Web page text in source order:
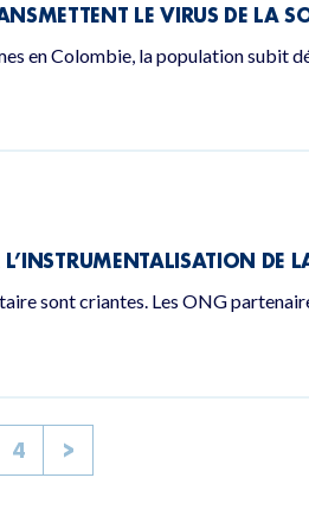
LE VIRUS DE LA
en Colombie, la population subit
DE
sont criantes. Les ONG
4 >